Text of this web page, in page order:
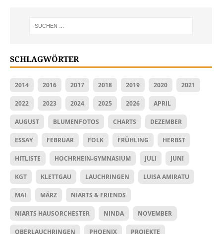
SCHLAGWÖRTER
2014 2016 2017 2018 2019 2020 2021
2022 2023 2024 2025 2026 APRIL
AUGUST BLUMENFOTOS CHARTS DEZEMBER
ESSAY FEBRUAR FOLK FRÜHLING HERBST
HITLISTE HOCHRHEIN-GYMNASIUM JULI JUNI
KGT KLETTGAU LAUCHRINGEN LUISA AMIRATU
MAI MÄRZ NIARTS & FRIENDS
NIARTS HAUSORCHESTER NINDA NOVEMBER
OBERLAUCHRINGEN PHOENIX PROJEKTE